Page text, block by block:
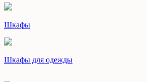
Шкафы
Шкафы для одежды